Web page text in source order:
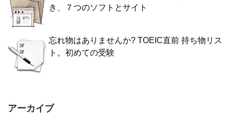
き、７つのソフトとサイト
忘れ物はありませんか? TOEIC直前 持ち物リス
ト。初めての受験
アーカイブ